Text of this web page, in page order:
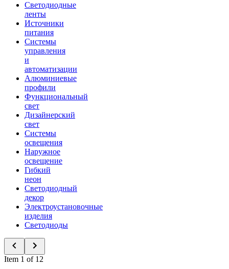
Светодиодные
ленты
Источники
питания
Системы
управления
и
автоматизации
Алюминиевые
профили
Функциональный
свет
Дизайнерский
свет
Системы
освещения
Наружное
освещение
Гибкий
неон
Светодиодный
декор
Электроустановочные
изделия
Светодиоды
Item 1 of 12